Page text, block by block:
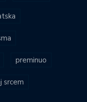
preminuo
srcem